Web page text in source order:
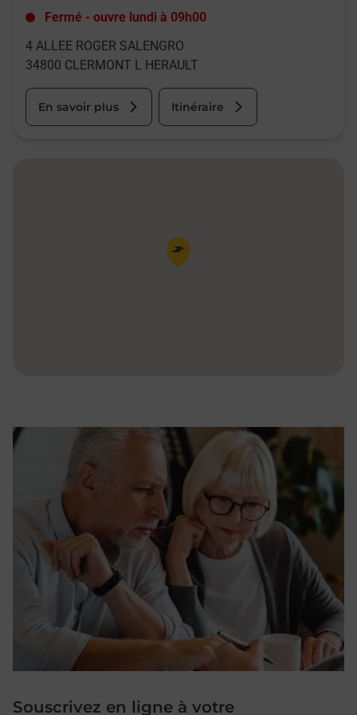
Fermé - ouvre lundi à 09h00
4 ALLEE ROGER SALENGRO
34800 CLERMONT L HERAULT
En savoir plus Itinéraire
Pin de la carte
Souscrivez en ligne à votre